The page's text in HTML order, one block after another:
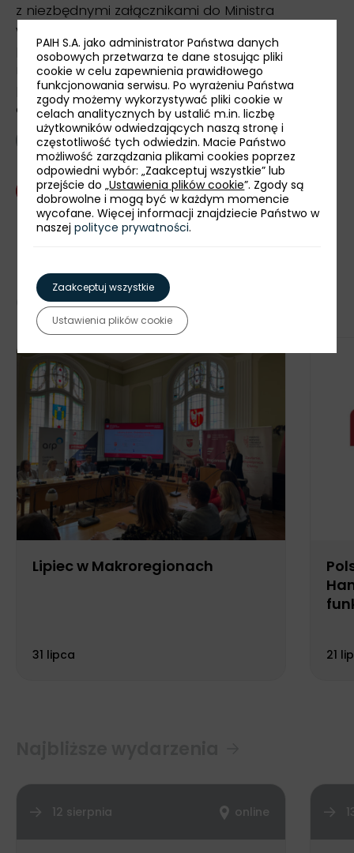
z niezbędnymi załącznikami do Ministra
właściwego do spraw gospodarki W przypadku
posiadania statusu dużego przedsiębiorcy -
należy złożyć oświadczenie o niezbędności
pomocy publicznej dla projektu (tzw. analiza
efektu zachęty).
powrót
Skontaktuj się z nami
udostępnij:
Ostatnie aktualności
Lipiec w Makroregionach
31 lipca 21
12 sierpnia online
PAIH S.A. jako administrator Państwa danych
osobowych przetwarza te dane stosując pliki
cookie w celu zapewnienia prawidłowego
funkcjonowania serwisu. Po wyrażeniu Państwa
zgody możemy wykorzystywać pliki cookie w
celach analitycznych by ustalić m.in. liczbę
użytkowników odwiedzających naszą stronę i
częstotliwość tych odwiedzin. Macie Państwo
możliwość zarządzania plikami cookies poprzez
odpowiedni wybór: „Zaakceptuj wszystkie” lub
przejście do „Ustawienia plików cookie”. Zgody są
dobrowolne i mogą być w każdym momencie
wycofane. Więcej informacji znajdziecie Państwo w
naszejpolityce prywatności.
Zaakceptuj wszystkie
Ustawienia plików cookie